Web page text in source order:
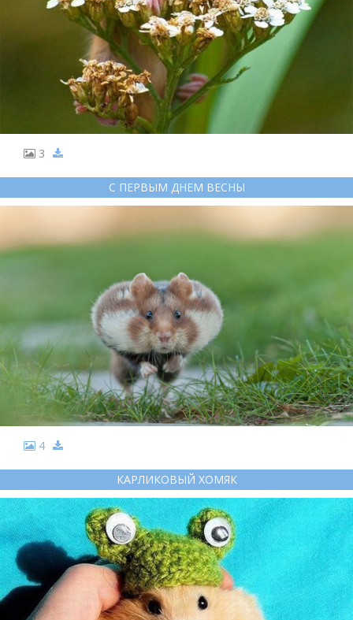
3
С ПЕРВЫМ ДНЕМ ВЕСНЫ
4
КАРЛИКОВЫЙ ХОМЯК